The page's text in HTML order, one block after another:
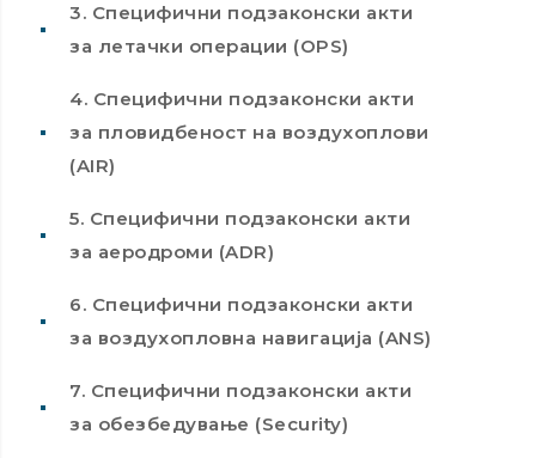
3. Специфични подзаконски акти
за летaчки операции (OPS)
4. Специфични подзаконски акти
за пловидбеност на воздухоплови
(AIR)
5. Специфични подзаконски акти
за аеродроми (ADR)
6. Специфични подзаконски акти
за воздухопловна навигација (ANS)
7. Специфични подзаконски акти
за обезбедување (Security)